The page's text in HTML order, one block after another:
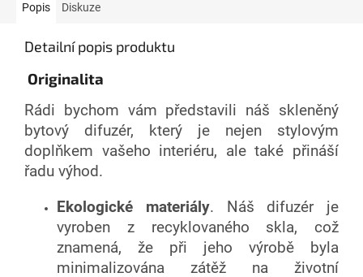
Popis Diskuze
Detailní popis produktu
Originalita
Rádi bychom vám představili náš skleněný
bytový difuzér, který je nejen stylovým
doplňkem vašeho interiéru, ale také přináší
řadu výhod.
Ekologické materiály. Náš difuzér je
vyroben z recyklovaného skla, což
znamená, že při jeho výrobě byla
minimalizována zátěž na životní